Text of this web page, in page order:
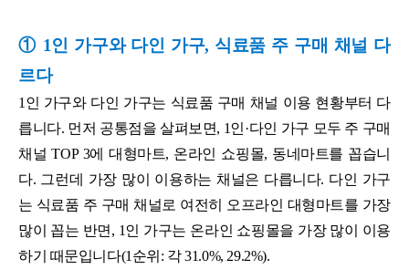
① 1인 가구와 다인 가구, 식료품 주 구매 채널 다
르다
1인 가구와 다인 가구는 식료품 구매 채널 이용 현황부터 다
릅니다. 먼저 공통점을 살펴보면, 1인·다인 가구 모두 주 구매
채널 TOP 3에 대형마트, 온라인 쇼핑몰, 동네마트를 꼽습니
다. 그런데 가장 많이 이용하는 채널은 다릅니다. 다인 가구
는 식료품 주 구매 채널로 여전히 오프라인 대형마트를 가장
많이 꼽는 반면, 1인 가구는 온라인 쇼핑몰을 가장 많이 이용
하기 때문입니다(1순위: 각 31.0%, 29.2%).